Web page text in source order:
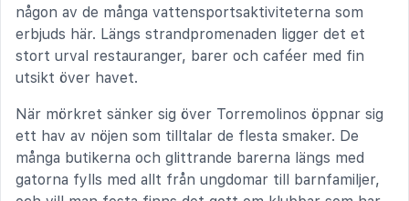
någon av de många vattensportsaktiviteterna som
erbjuds här. Längs strandpromenaden ligger det et
stort urval restauranger, barer och caféer med fin
utsikt över havet.
När mörkret sänker sig över Torremolinos öppnar sig
ett hav av nöjen som tilltalar de flesta smaker. De
många butikerna och glittrande barerna längs med
gatorna fylls med allt från ungdomar till barnfamiljer,